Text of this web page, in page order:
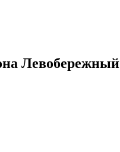
Левобережный